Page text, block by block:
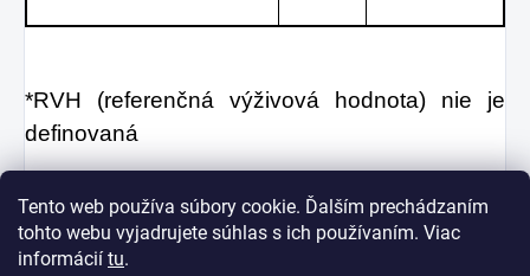
Tento web používa súbory cookie. Ďalším prechádzaním
tohto webu vyjadrujete súhlas s ich používaním. Viac
informácií tu.
*RVH (referenčná výživová hodnota) nie je
definovaná
Prípravok nie je vhodný pre deti,
tehotné a dojčiace ženy. Výživový doplnok sa
nesmie používať ako náhrada rozmanitej